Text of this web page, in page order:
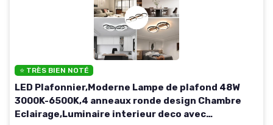
⭐ TRÈS BIEN NOTÉ
LED Plafonnier,Moderne Lampe de plafond 48W
3000K-6500K,4 anneaux ronde design Chambre
Eclairage,Luminaire interieur deco avec